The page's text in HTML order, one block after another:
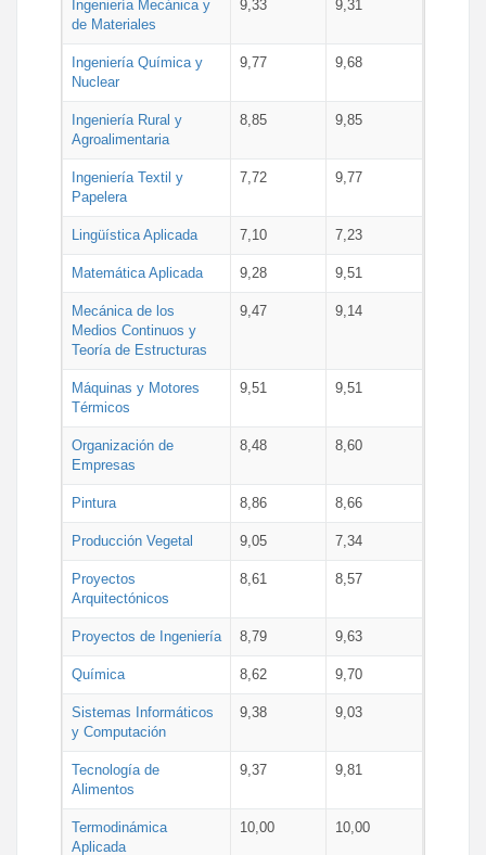
Ingeniería Mecánica y
de Materiales
9,33 9,31
Ingeniería Química y
Nuclear
9,77 9,68
Ingeniería Rural y
Agroalimentaria
8,85 9,85
Ingeniería Textil y
Papelera
7,72 9,77
Lingüística Aplicada 7,10 7,23
Matemática Aplicada 9,28 9,51
Mecánica de los
Medios Continuos y
Teoría de Estructuras
9,47 9,14
Máquinas y Motores
Térmicos
9,51 9,51
Organización de
Empresas
8,48 8,60
Pintura 8,86 8,66
Producción Vegetal 9,05 7,34
Proyectos
Arquitectónicos
8,61 8,57
Proyectos de Ingeniería 8,79 9,63
Química 8,62 9,70
Sistemas Informáticos
y Computación
9,38 9,03
Tecnología de
Alimentos
9,37 9,81
Termodinámica
Aplicada
10,00 10,00